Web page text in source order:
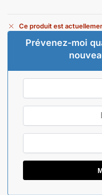
Ce produit est
Prévenez-moi